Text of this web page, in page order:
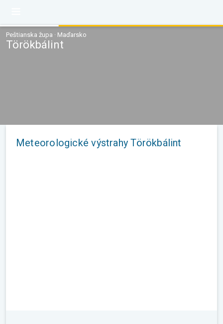
Peštianska župa · Maďarsko
Törökbálint
Meteorologické výstrahy Törökbálint